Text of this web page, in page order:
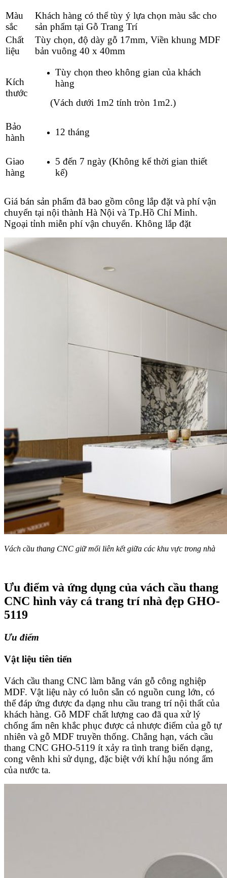
Màu
sắc
Khách hàng có thể tùy ý lựa chọn màu sắc cho
sản phẩm tại Gỗ Trang Trí
Chất
liệu
Tùy chọn, độ dày gỗ 17mm, Viền khung MDF
bản vuông 40 x 40mm
Kích
thước
Tùy chọn theo không gian của khách
hàng
(Vách dưới 1m2 tính tròn 1m2.)
Bảo
hành
12 tháng
Giao
hàng
5 đến 7 ngày (Không kể thời gian thiết
kế)
Giá bán sản phẩm đã bao gồm công lắp đặt và phí vận
chuyển tại nội thành Hà Nội và Tp.Hồ Chí Minh.
Ngoại tỉnh miễn phí vận chuyển. Không lắp đặt
Vách cầu thang CNC giữ mối liên kết giữa các khu vực trong nhà
Ưu điểm và ứng dụng của vách cầu thang
CNC hình vảy cá trang trí nhà đẹp GHO-
5119
Ưu điểm
Vật liệu tiên tiến
Vách cầu thang CNC làm bằng ván gỗ công nghiệp
MDF. Vật liệu này có luôn sẵn có nguồn cung lớn, có
thể đáp ứng được đa dạng nhu cầu trang trí nội thất của
khách hàng. Gỗ MDF chất lượng cao đã qua xử lý
chống ẩm nên khắc phục được cả nhược điểm của gỗ tự
nhiên và gỗ MDF truyền thống. Chẳng hạn, vách cầu
thang CNC GHO-5119 ít xảy ra tình trang biến dạng,
cong vênh khi sử dụng, đặc biệt với khí hậu nóng ẩm
của nước ta.